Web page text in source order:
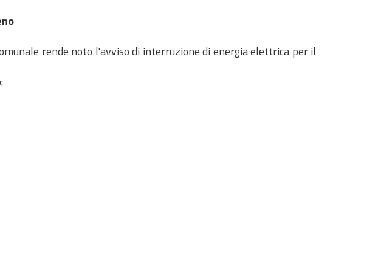
rende noto l'avviso di interruzione di energia elettrica per il